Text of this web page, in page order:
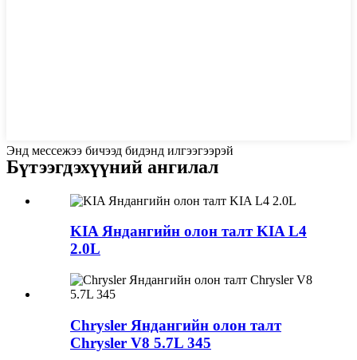
Энд мессежээ бичээд бидэнд илгээгээрэй
Бүтээгдэхүүний ангилал
KIA Яндангийн олон талт KIA L4
2.0L
Chrysler Яндангийн олон талт
Chrysler V8 5.7L 345